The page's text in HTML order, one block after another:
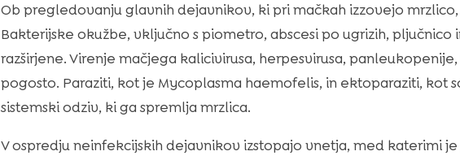
Ob pregledovanju glavnih dejavnikov, ki pri mačkah izzovejo
Bakterijske okužbe, vključno s piometro, abscesi po ugrizih, pljučnico
razširjene. Virenje mačjega kalicivirusa, herpesvirusa, panleukopenije,
pogosto. Paraziti, kot je Mycoplasma haemofelis, in ektoparaziti, kot
sistemski odziv, ki ga spremlja mrzlica.
V ospredju neinfekcijskih dejavnikov izstopajo vnetja, med katerimi